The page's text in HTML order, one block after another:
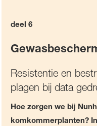
deel 6
Resistentie en
plagen bij data
Hoe zorgen we bij
komkommerplanten?